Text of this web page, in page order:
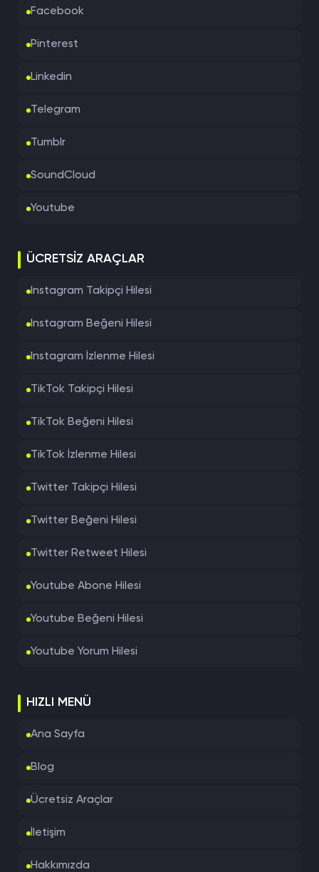
Facebook
Pinterest
Linkedin
Telegram
Tumblr
SoundCloud
Youtube
ÜCRETSIZ ARAÇLAR
Instagram Takipçi Hilesi
Instagram Beğeni Hilesi
Instagram İzlenme Hilesi
TikTok Takipçi Hilesi
TikTok Beğeni Hilesi
TikTok İzlenme Hilesi
Twitter Takipçi Hilesi
Twitter Beğeni Hilesi
Twitter Retweet Hilesi
Youtube Abone Hilesi
Youtube Beğeni Hilesi
Youtube Yorum Hilesi
HIZLI MENÜ
Ana Sayfa
Blog
Ücretsiz Araçlar
İletişim
Hakkımızda